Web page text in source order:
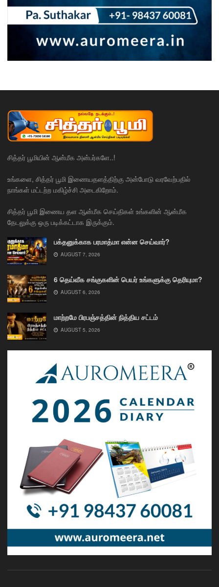
சித்தர் பூமியின் ஆன்மீக அன்பர்களே..!
உங்களை, சித்தர் பூமி இணையதளத்திற்கு அன்போடு வரவேற்பதில்
நாங்கள் மட்டற்ற மகிழ்ச்சி அடைகிறோம்.
சித்தர் பூமி இணைய தள ஆன்மீக செய்திகள் உங்களின் ஆன்மீக
தேடலுக்கு ஒரு படிக்கட்டாக இருக்கும்.
பக்தனுக்காக பரமாத்மா என்ன செய்வார்?
AUGUST 7, 2026
6 தெய்வீக சங்குகளின் பெயர் உங்களுக்கு தெரியுமா?
AUGUST 6, 2026
மாற்றமே பிரபஞ்சத்தின் நித்திய சட்டம்
AUGUST 5, 2026